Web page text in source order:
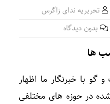
تحریریه ندای زاگرس
بدون دیدگاه
ها
گو با خبرنگار ما اظهار
در حوزه های مختلفی